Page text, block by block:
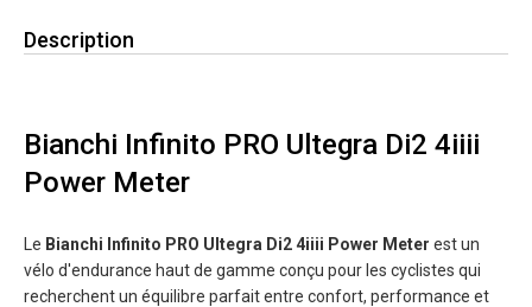
Description
Bianchi Infinito PRO Ultegra Di2 4iiii
Power Meter
Le Bianchi Infinito PRO Ultegra Di2 4iiii Power Meter est un
vélo d'endurance haut de gamme conçu pour les cyclistes qui
recherchent un équilibre parfait entre confort, performance et